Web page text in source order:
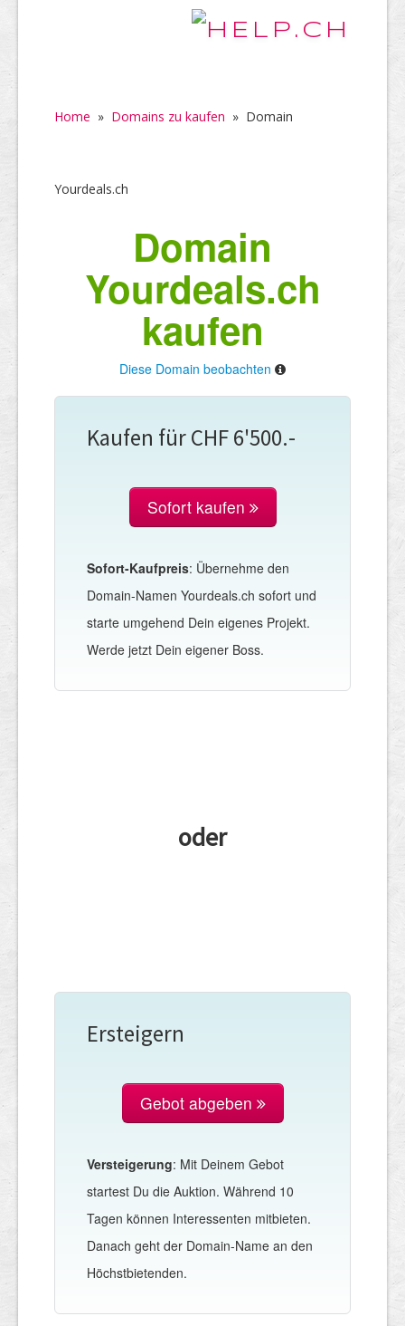
Home » Domains zu kaufen » Domain
Yourdeals.ch
Domain
Yourdeals.ch
kaufen
Diese Domain beobachten
Kaufen für CHF 6'500.-
Sofort kaufen
Sofort-Kaufpreis: Übernehme den
Domain-Namen Yourdeals.ch sofort und
starte umgehend Dein eigenes Projekt.
Werde jetzt Dein eigener Boss.
oder
Ersteigern
Gebot abgeben
Versteigerung: Mit Deinem Gebot
startest Du die Auktion. Während 10
Tagen können Interessenten mitbieten.
Danach geht der Domain-Name an den
Höchstbietenden.